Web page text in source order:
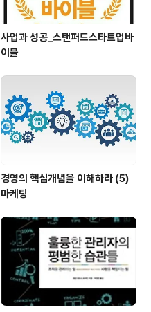
사업과 성공_스탠퍼드스타트업바
이블
경영의 핵심개념을 이해하라 (5)
마케팅